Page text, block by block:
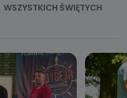
WSZYSTKICH ŚWIĘTYCH